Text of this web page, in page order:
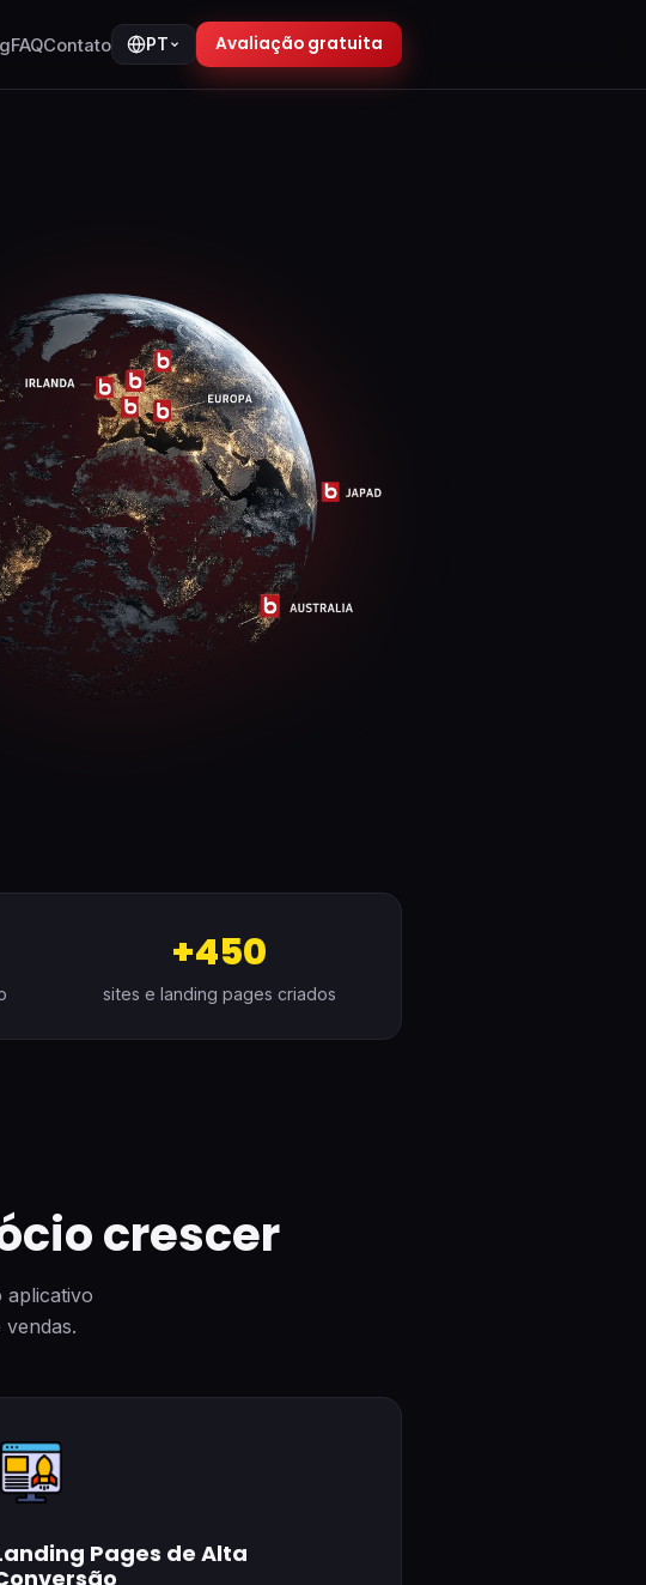
FAQContato PT Avaliação gratuita
+450
sites e landing pages criados
crescer
aplicativo
Pages de Alta